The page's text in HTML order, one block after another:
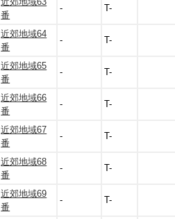
番
- T-
近郊地域64
番
- T-
近郊地域65
番
- T-
近郊地域66
番
- T-
近郊地域67
番
- T-
近郊地域68
番
- T-
近郊地域69
番
- T-